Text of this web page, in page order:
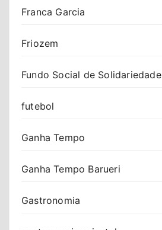
Franca Garcia
Friozem
Fundo Social de Solidariedade
futebol
Ganha Tempo
Ganha Tempo Barueri
Gastronomia